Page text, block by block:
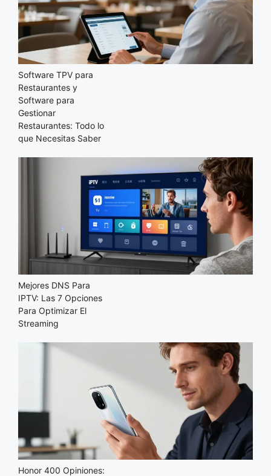
Software TPV para
Restaurantes y
Software para
Gestionar
Restaurantes: Todo lo
que Necesitas Saber
Mejores DNS Para
IPTV: Las 7 Opciones
Para Optimizar El
Streaming
Honor 400 Opiniones: